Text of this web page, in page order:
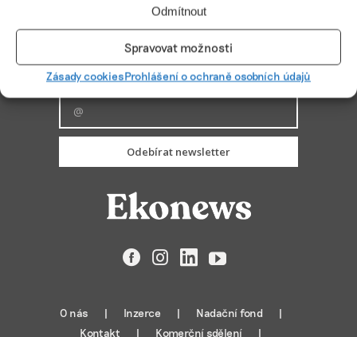
Odmítnout
Spravovat možnosti
Zásady cookiesProhlášení o ochraně osobních údajů
PŘIHLÁSIT ODBĚR
Odebírat newsletter
FacebookInstagramLinkedIn
YouTube
O nás Inzerce
Nadační fond
Kontakt
Komerční sdělení